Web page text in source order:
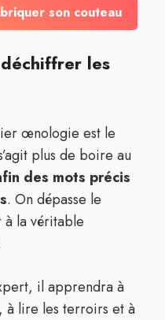
son couteau
les
œnologie est le
plus de boire au
des mots précis
. On dépasse le
la véritable
il apprendra à
à lire les terroirs et à